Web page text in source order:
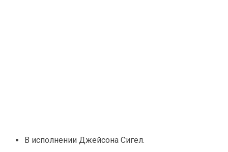
В исполнении Джейсона Сигел.